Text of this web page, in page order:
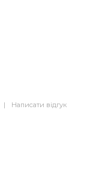
| Написати відгук